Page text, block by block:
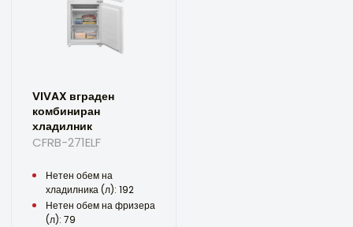
VIVAX вграден
комбиниран
хладилник
CFRB-271ELF
Нетен обем на
хладилника (л): 192
Нетен обем на фризера
(л): 79